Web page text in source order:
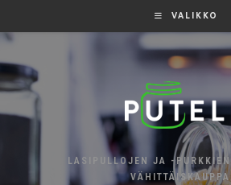
VALIKKO
LASIPULLOJEN JA -
VÄHITTÄISKAUPPA